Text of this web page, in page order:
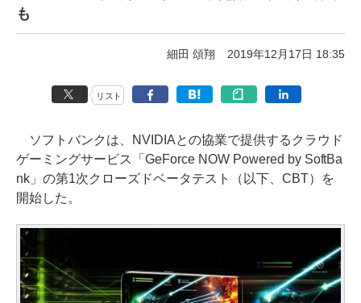
も
細田 頌翔 2019年12月17日 18:35
リスト
ソフトバンクは、NVIDIAとの協業で提供するクラウド
ゲーミングサービス「GeForce NOW Powered by SoftBa
nk」の第1次クローズドベータテスト（以下、CBT）を
開始した。